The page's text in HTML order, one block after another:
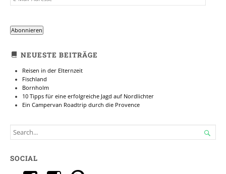
MAIL-
Abonnieren
NEUESTE BEITRÄGE
Reisen in der Elternzeit
Fischland
Bornholm
10 Tipps für eine erfolgreiche Jagd auf Nordlichter
Ein Campervan Roadtrip durch die Provence
SEARCH
FOR...

SOCIAL